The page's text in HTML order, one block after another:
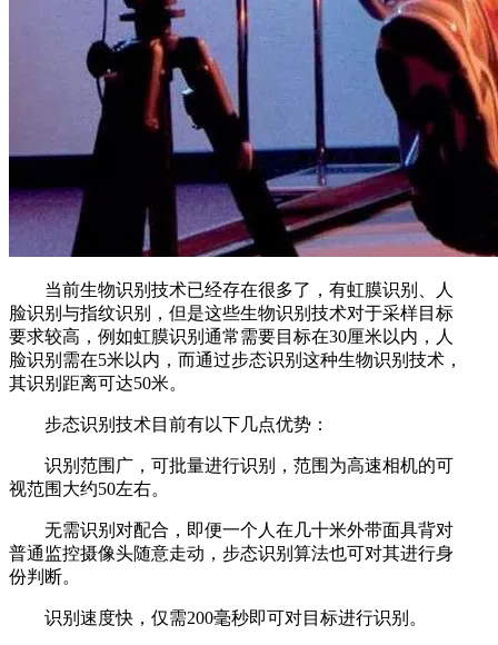
当前生物识别技术已经存在很多了，有虹膜识别、人
脸识别与指纹识别，但是这些生物识别技术对于采样目标
要求较高，例如虹膜识别通常需要目标在30厘米以内，人
脸识别需在5米以内，而通过步态识别这种生物识别技术，
其识别距离可达50米。
步态识别技术目前有以下几点优势：
识别范围广，可批量进行识别，范围为高速相机的可
视范围大约50左右。
无需识别对配合，即便一个人在几十米外带面具背对
普通监控摄像头随意走动，步态识别算法也可对其进行身
份判断。
识别速度快，仅需200毫秒即可对目标进行识别。